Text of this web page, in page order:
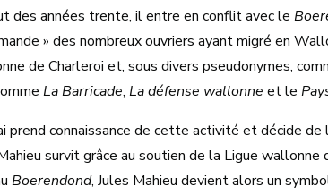
des années trente, il entre en conflit avec le
» des nombreux ouvriers ayant migré en
de Charleroi et, sous divers pseudonymes,
La Barricade, La défense wallonne et le
prend connaissance de cette activité et décide de
survit grâce au soutien de la Ligue wallonne
Boerendond, Jules Mahieu devient alors un